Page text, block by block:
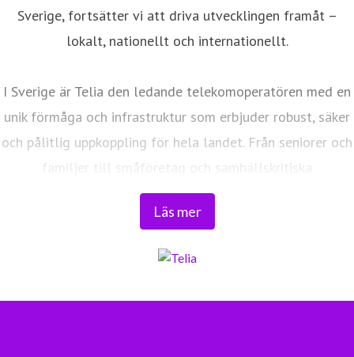
Läs mer
Sverige, fortsätter vi att driva utvecklingen framåt –
lokalt, nationellt och internationellt.
I Sverige är Telia den ledande telekomoperatören med en
unik förmåga och infrastruktur som erbjuder robust, säker
och pålitlig uppkoppling för hela landet. Från seniorer och
familjer till småföretag och samhällskritiska
verksamheter. Vi möjliggör digitaliseringens kraft i
vardagen och är en del av Sveriges totalförsvar. Med
transportnätet och ett mobilnät i världsklass skapar vi en